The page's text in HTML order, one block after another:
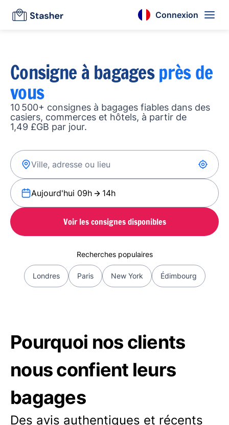
Connexion
Consigne à bagagesprès de
vous
10 500+ consignes à bagages fiables dans des
casiers, commerces et hôtels, à partir de
1,49 £GB par jour.
Aujourd'hui 09h 14h
Voir les consignes disponibles
Recherches populaires
Londres Paris New York Édimbourg
Pourquoi nos clients
nous confient leurs
bagages
Des avis authentiques et récents